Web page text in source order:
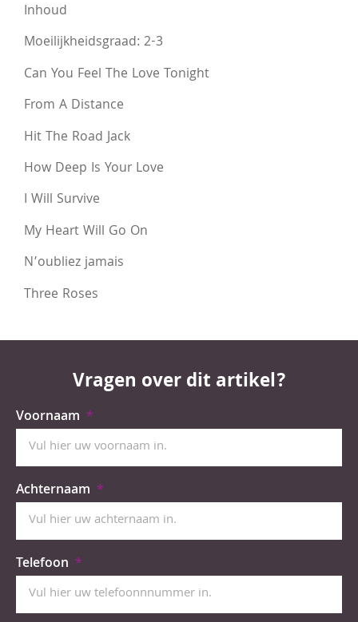
Inhoud
Moeilijkheidsgraad: 2-3
Can You Feel The Love Tonight
From A Distance
Hit The Road Jack
How Deep Is Your Love
I Will Survive
My Heart Will Go On
N’oubliez jamais
Three Roses
Vragen over dit artikel?
Voornaam
Achternaam
Telefoon